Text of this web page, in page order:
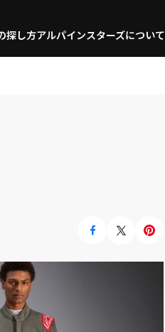
探し方アルパインスターズについて